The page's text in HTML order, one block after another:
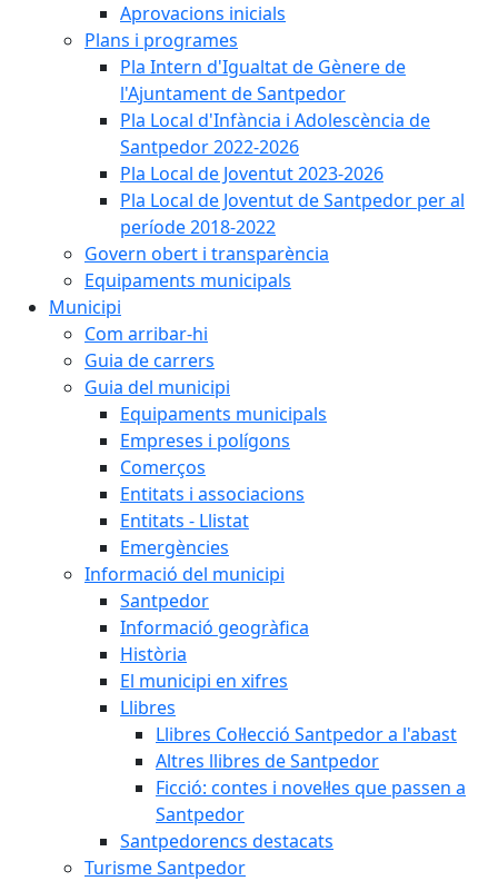
Aprovacions inicials
Plans i programes
Pla Intern d'Igualtat de Gènere de
l'Ajuntament de Santpedor
Pla Local d'Infància i Adolescència de
Santpedor 2022-2026
Pla Local de Joventut 2023-2026
Pla Local de Joventut de Santpedor per al
període 2018-2022
Govern obert i transparència
Equipaments municipals
Municipi
Com arribar-hi
Guia de carrers
Guia del municipi
Equipaments municipals
Empreses i polígons
Comerços
Entitats i associacions
Entitats - Llistat
Emergències
Informació del municipi
Santpedor
Informació geogràfica
Història
El municipi en xifres
Llibres
Llibres Col·lecció Santpedor a l'abast
Altres llibres de Santpedor
Ficció: contes i novel·les que passen a
Santpedor
Santpedorencs destacats
Turisme Santpedor